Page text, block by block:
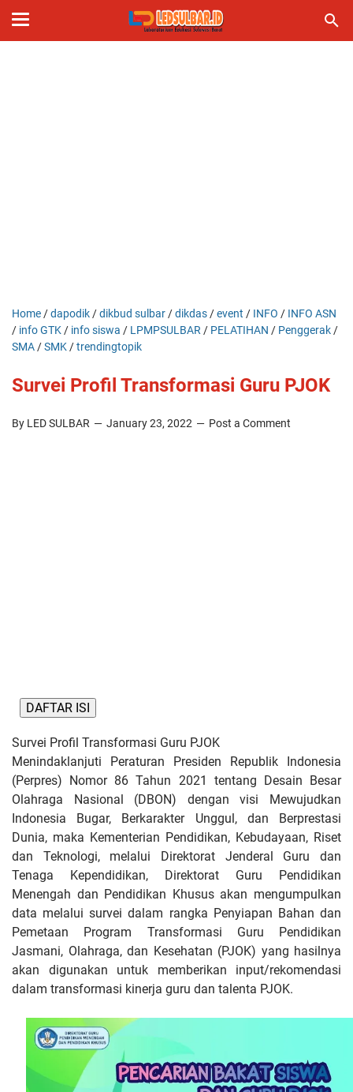
Home /dapodik /dikbud sulbar /dikdas /event / INFO / INFO ASN
/ info GTK / info siswa / LPMPSULBAR / PELATIHAN / Penggerak /
SMA /SMK /trendingtopik
Survei Profil Transformasi Guru PJOK
By LED SULBAR January 23, 2022 Post a Comment
DAFTAR ISI
Survei Profil Transformasi Guru PJOK
Menindaklanjuti Peraturan Presiden Republik Indonesia
(Perpres) Nomor 86 Tahun 2021 tentang Desain Besar
Olahraga Nasional (DBON) dengan visi Mewujudkan
Indonesia Bugar, Berkarakter Unggul, dan Berprestasi
Dunia, maka Kementerian Pendidikan, Kebudayaan, Riset
dan Teknologi, melalui Direktorat Jenderal Guru dan
Tenaga Kependidikan, Direktorat Guru Pendidikan
Menengah dan Pendidikan Khusus akan mengumpulkan
data melalui survei dalam rangka Penyiapan Bahan dan
Pemetaan Program Transformasi Guru Pendidikan
Jasmani, Olahraga, dan Kesehatan (PJOK) yang hasilnya
akan digunakan untuk memberikan input/rekomendasi
dalam transformasi kinerja guru dan talenta PJOK.